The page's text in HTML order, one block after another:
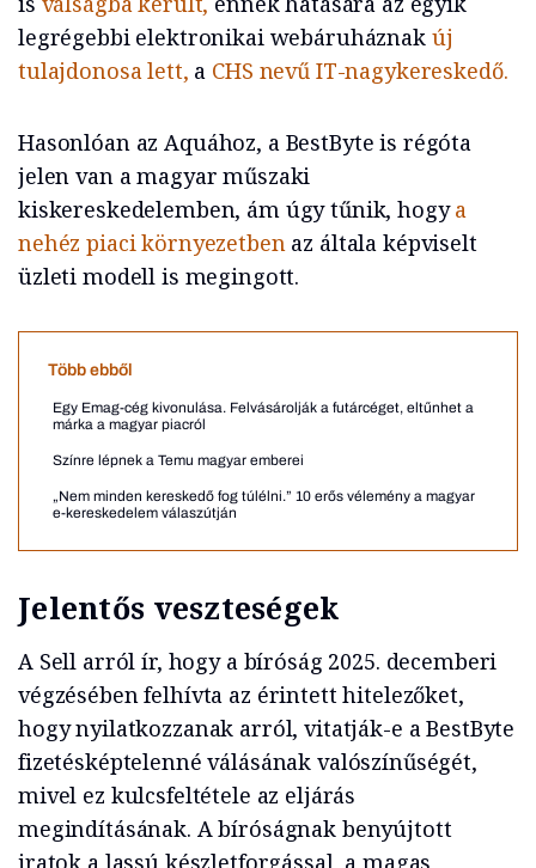
legrégebbi elektronikai webáruháznak új
tulajdonosa lett, a CHS nevű IT-nagykereskedő.
Hasonlóan az Aquához, a BestByte is régóta
jelen van a magyar műszaki
kiskereskedelemben, ám úgy tűnik, hogya
nehéz piaci környezetbenaz általa képviselt
üzleti modell is megingott.
Több ebből
Egy Emag-cég kivonulása. Felvásárolják a futárcéget, eltűnhet a
márka a magyar piacról
Színre lépnek a Temu magyar emberei
„Nem minden kereskedő fog túlélni.” 10 erős vélemény a magyar
e-kereskedelem válaszútján
Jelentős veszteségek
A Sell arról ír, hogy a bíróság 2025. decemberi
végzésében felhívta az érintett hitelezőket,
hogy nyilatkozzanak arról, vitatják-e a BestByte
fizetésképtelenné válásának valószínűségét,
mivel ez kulcsfeltétele az eljárás
megindításának. A bíróságnak benyújtott
iratok a lassú készletforgással, a magas